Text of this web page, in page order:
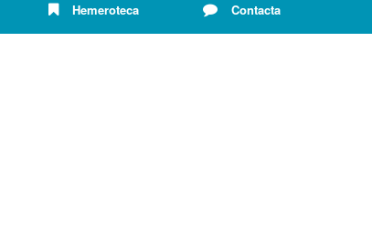
Hemeroteca Contacta